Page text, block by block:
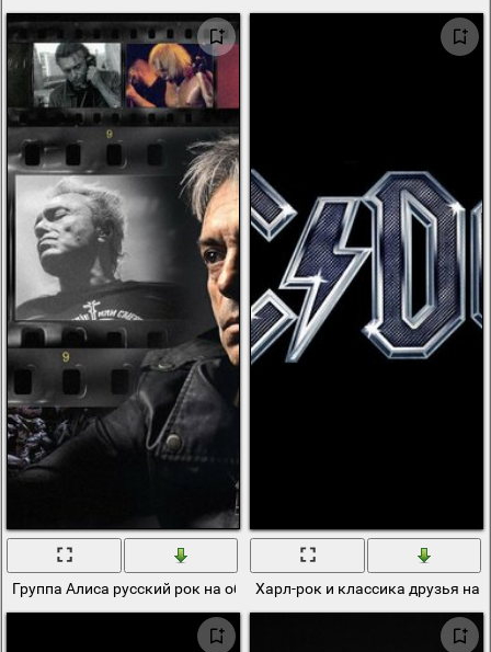
Группа Алиса русский рок на обоиХарл-рок и классика друзья на